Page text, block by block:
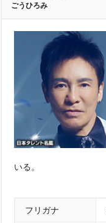
ごうひろみ
いる。
フリガナ